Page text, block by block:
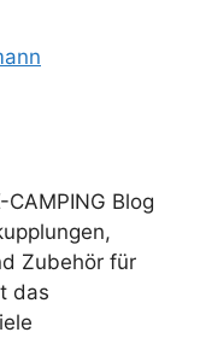
Blog
Zubehör für
das